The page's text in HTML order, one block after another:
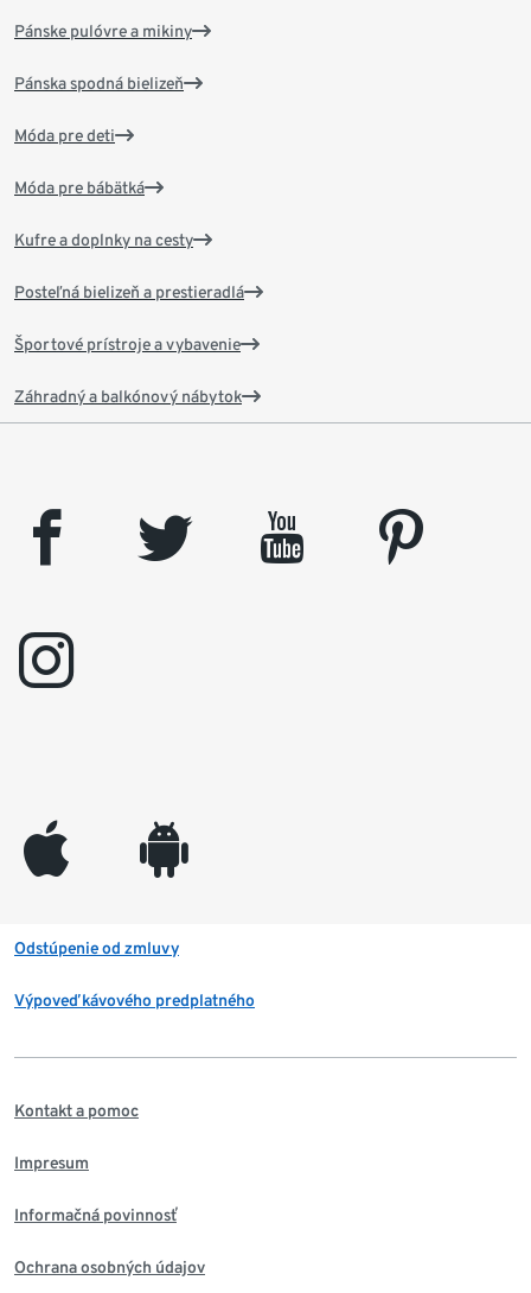
Pánske pulóvre a mikiny
Pánska spodná bielizeň
Móda pre deti
Móda pre bábätká
Kufre a doplnky na cesty
Posteľná bielizeň a prestieradlá
Športové prístroje a vybavenie
Záhradný a balkónový nábytok
facebook twitter youtube
pinterest
instagram
appleinc android
Odstúpenie od zmluvy
Výpoveď kávového predplatného
Kontakt a pomoc
Impresum
Informačná povinnosť
Ochrana osobných údajov